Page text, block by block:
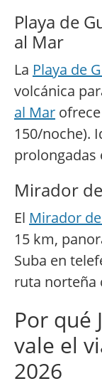
Playa de
al Mar
La Playa de
volcánica
al Mar
150/noche).
prolongadas
Mirador
El Mirador
15 km,
Suba en
ruta norteña
Por qué
vale el
2026